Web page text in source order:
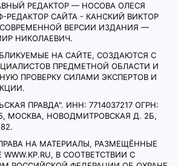
РЕДАКТОР — НОСОВА ОЛЕСЯ
РЕДАКТОР САЙТА - КАНСКИЙ ВИКТОР
ВЕРСИИ ИЗДАНИЯ —
НИКОЛАЕВИЧ.
НА САЙТЕ, СОЗДАЮТСЯ С
ПРЕДМЕТНОЙ ОБЛАСТИ И
ПРОВЕРКУ СИЛАМИ ЭКСПЕРТОВ И
ПРАВДА". ИНН: 7714037217 ОГРН:
МОСКВА, НОВОДМИТРОВСКАЯ Д. 2Б,
НА МАТЕРИАЛЫ, РАЗМЕЩЁННЫЕ
В СООТВЕТСТВИИ С